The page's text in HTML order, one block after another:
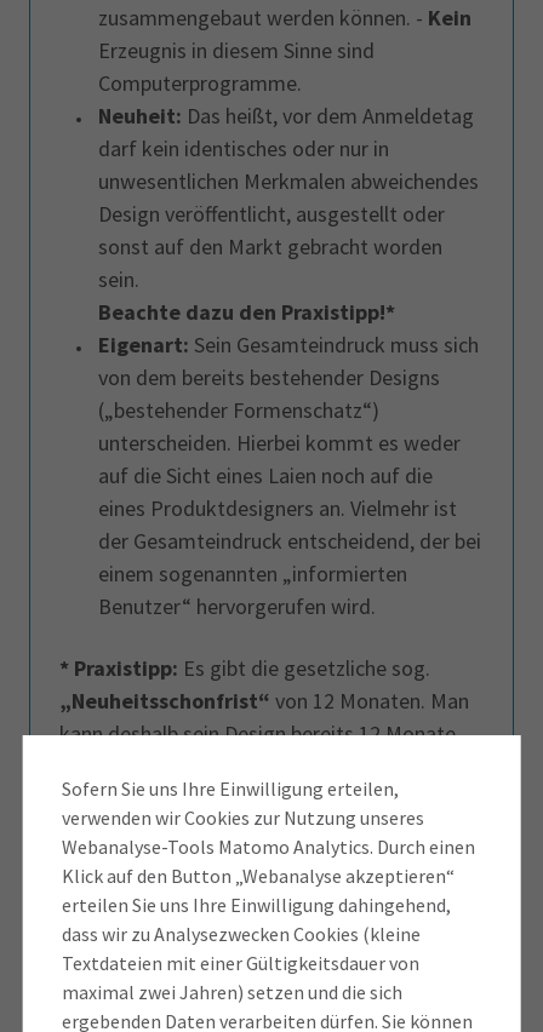
Sofern Sie uns Ihre Einwilligung erteilen,
verwenden wir Cookies zur Nutzung unseres
Webanalyse-Tools Matomo Analytics. Durch einen
Klick auf den Button „Webanalyse akzeptieren“
erteilen Sie uns Ihre Einwilligung dahingehend,
dass wir zu Analysezwecken Cookies (kleine
Textdateien mit einer Gültigkeitsdauer von
maximal zwei Jahren) setzen und die sich
ergebenden Daten verarbeiten dürfen. Sie können
zusammengebaut werden können. - Kein
Erzeugnis in diesem Sinne sind
Computerprogramme.
Neuheit: Das heißt, vor dem Anmeldetag
darf kein identisches oder nur in
unwesentlichen Merkmalen abweichendes
Design veröffentlicht, ausgestellt oder
sonst auf den Markt gebracht worden
sein.
Beachte dazu den Praxistipp!*
Eigenart: Sein Gesamteindruck muss sich
von dem bereits bestehender Designs
(„bestehender Formenschatz“)
unterscheiden. Hierbei kommt es weder
auf die Sicht eines Laien noch auf die
eines Produktdesigners an. Vielmehr ist
der Gesamteindruck entscheidend, der bei
einem sogenannten „informierten
Benutzer“ hervorgerufen wird.
* Praxistipp: Es gibt die gesetzliche sog.
„Neuheitsschonfrist“ von 12 Monaten. Man
kann deshalb sein Design bereits 12 Monate
und vermarkten, ohne dass dies die „Neuheit“
(s.o.) des Designs beeinträchtigt.
Was ist nicht als Design schutzfähig?
Nichtals Design geschützt werden können:
Wie recherchiert man nach dem